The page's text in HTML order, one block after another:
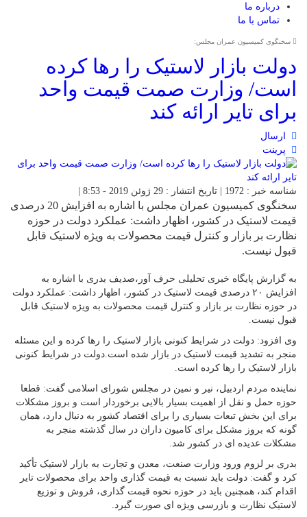
درباره ما
تماس با ما
سخنگوی کمیسیون عمران مجلس:
دولت بازار لاستیک را رها کرده
است/ وزارت صمت قیمت واحد
برای تایر ارائه کند
ارسال
پرینت
شناسه خبر : 1972 | تاریخ انتشار : 29 ژوئن 2019 - 8:53 |
سخنگوی کمیسیون عمران مجلس با اشاره به افزایش 20 درصدی
قیمت لاستیک در کشور، اظهار داشت: عملکرد دولت در حوزه
نظارت بر بازار و کنترل قیمت محصولات به ویژه لاستیک قابل
قبول نیست.
به گزارش پایگاه خبری تحلیلی حرف آور،صدیف بدری با اشاره به
افزایش ۲۰ درصدی قیمت لاستیک در کشور، اظهار داشت: عملکرد دولت
در حوزه نظارت بر بازار و کنترل قیمت محصولات به ویژه لاستیک قابل
قبول نیست.
وی افزود: دولت در شرایط کنونی بازار لاستیک را رها کرده و این مسئله
منجر به تشدید قیمت لاستیک در بازار شده است.دولت در شرایط کنونی
بازار لاستیک را رها کرده است.
نماینده مردم اردبیل، نیر و نمین در مجلس شورای اسلامی گفت: قطعا
حوزه حمل و نقل از اهمیت بسیار بالایی برخوردار است و بروز مشکلات
برای این بخش تبعات بسیاری را برای اقتصاد کشور به دنبال دارد، همان
گونه که بروز مشکل برای کامیون داران در سال گذشته منجر به
مشکلات عدیده ای در کشور شد.
بدری بر لزوم ورود وزارت صنعت، معدن و تجارت به بازار لاستیک تأکید
کرد و گفت: دولت باید نسبت به قیمت گذاری واحد برای محصولات تایر
اقدام کند، همچنین باید در حوزه نحوه قیمت گذاری، فروش و توزیع
لاستیک نظارت و بازرسی ویژه ای صورت گیرد.